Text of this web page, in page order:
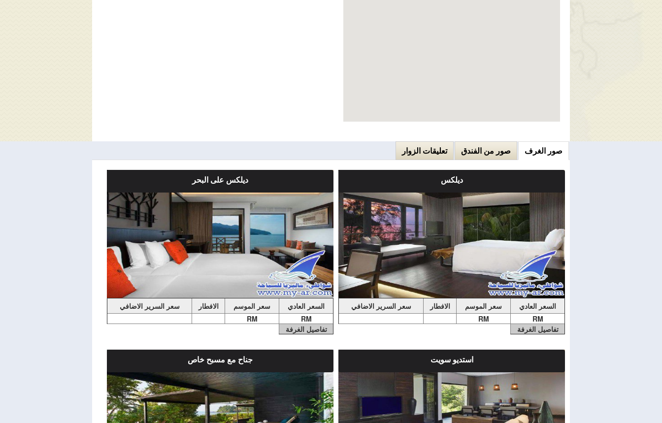
صور الغرف صور من الفندق تعليقات الزوار
ديلكس
السعر العادي سعر الموسم الافطار
سعر السرير الاضافي
RM
RM
تفاصيل الغرفة
ديلكس على البحر
السعر العادي سعر الموسم الافطار
سعر السرير الاضافي
RM
RM
تفاصيل الغرفة
ملاحضات الغرفة
استديو سويت جناح مع مسبح خاصملاحضات الغرفة